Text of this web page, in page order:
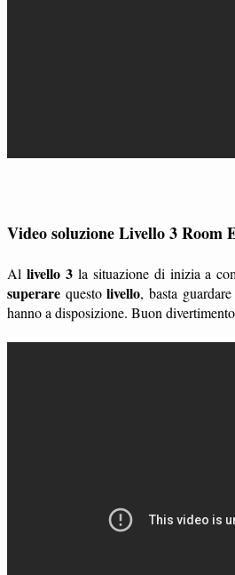
Video soluzione Livello 3 Room
Al livello 3la situazione di inizia a
superare questolivello, basta
hanno a disposizione. Buon